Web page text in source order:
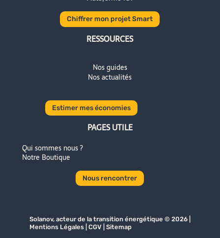
Chiffrer mon projet Smart
RESSOURCES
Nos guides
Nos actualités
Estimer mes économies
PAGES UTILE
Qui sommes nous ?
Notre Boutique
Nous rencontrer
Solanov, acteur de la transition énergétique © 2026 |
Mentions Légales| CGV Sitemap